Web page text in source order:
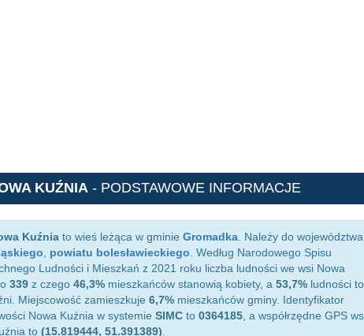
KUŹNIA - PODSTAWOWE INFORMACJE
Kuźnia to wieś leżąca w gminie Gromadka . Należy do województwa
powiatu bolesławieckiego . Według Narodowego Spisu
Ludności i Mieszkań z 2021 roku liczba ludności we wsi Nowa
339 z czego 46,3% mieszkańców stanowią kobiety, a 53,7% ludności to
Miejscowość zamieszkuje 6,7% mieszkańców gminy. Identyfikator
Nowa Kuźnia w systemie SIMC to 0364185 , a współrzędne GPS
to (15.819444, 51.391389)